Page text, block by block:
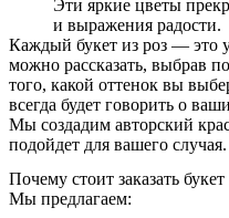
Эти яркие цветы
и выражения радости.
Каждый букет из роз — это
можно рассказать, выбрав
того, какой оттенок вы
всегда будет говорить о
Мы создадим авторский
подойдет для вашего случая.
Почему стоит заказать
Мы предлагаем: